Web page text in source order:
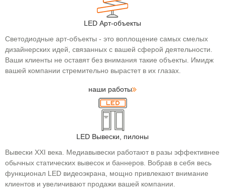
LED Арт-объекты
Светодиодные арт-объекты - это воплощение самых смелых
дизайнерских идей, связанных с вашей сферой деятельности.
Ваши клиенты не оставят без внимания такие объекты. Имидж
вашей компании стремительно вырастет в их глазах.
наши работы
LED Вывески, пилоны
Вывески XXI века. Медиавывески работают в разы эффективнее
обычных статических вывесок и баннеров. Вобрав в себя весь
функционал LED видеоэкрана, мощно привлекают внимание
клиентов и увеличивают продажи вашей компании.